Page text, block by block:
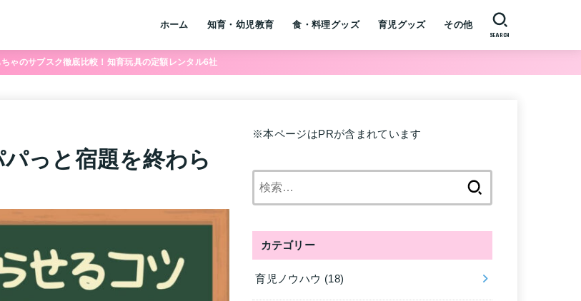
ホーム 知育・幼児教育 食・料理グッズ 育児グッズ その他
SEARCH
ちゃのサブスク徹底比較！知育玩具の定額レンタル6社
っと宿題を終わら
※本ページはPRが含まれています
カテゴリー
育児ノウハウ (18)